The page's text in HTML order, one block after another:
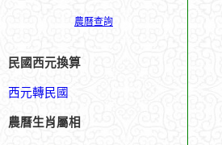
農曆查詢
民國西元換算
西元轉民國
農曆生肖屬相